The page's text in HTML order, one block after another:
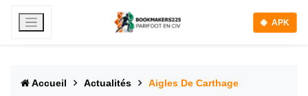
APK
Accueil Actualités Aigles De Carthage